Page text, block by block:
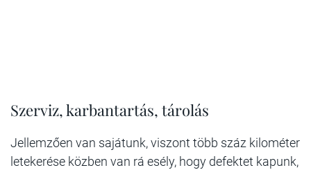
Szerviz, karbantartás, tárolás
Jellemzően van sajátunk, viszont több száz kilométer
letekerése közben van rá esély, hogy defektet kapunk,